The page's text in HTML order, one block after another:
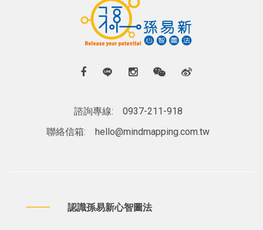
諮詢專線:
0937-211-918
聯絡信箱:
hello@mindmapping.com.tw
認識孫易新心智圖法